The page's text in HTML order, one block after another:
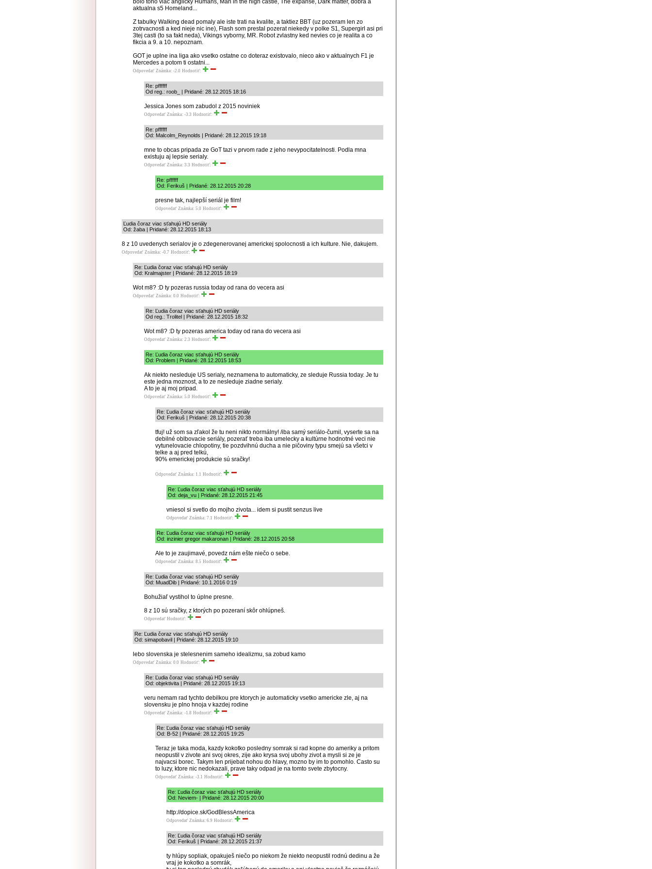
aktualna s5 Homeland...
Z tabulky Walking dead pomaly ale iste trati na kvalite, a taktiez BBT (uz pozeram len zo
zotrvacnosti a ked nieje nic ine), Flash som prestal pozerat niekedy v polke S1, Supergirl asi pri
3tej casti (to sa fakt neda), Vikings vyborny, MR. Robot zvlastny ked nevies co je realita a co
fikcia a 9. a 10. nepoznam.
GOT je uplne ina liga ako vsetko ostatne co doteraz existovalo, nieco ako v aktualnych F1 je
Mercedes a potom ti ostatni...
Odpovedať Známka: -2.0 Hodnotiť:
Re: pffffff
Od reg.: roob_ | Pridané: 28.12.2015 18:16
Jessica Jones som zabudol z 2015 noviniek
Odpovedať Známka: -3.3 Hodnotiť:
Re: pffffff
Od: Malcolm_Reynolds | Pridané: 28.12.2015 19:18
mne to obcas pripada ze GoT tazi v prvom rade z jeho nevypocitatelnosti. Podla mna
existuju aj lepsie serialy.
Odpovedať Známka: 3.3 Hodnotiť:
Re: pffffff
Od: Ferikuš | Pridané: 28.12.2015 20:28
presne tak, najlepší seriál je film!
Odpovedať Známka: 5.0 Hodnotiť:
Ľudia čoraz viac sťahujú HD seriály
Od: žaba | Pridané: 28.12.2015 18:13
8 z 10 uvedenych serialov je o zdegenerovanej americkej spolocnosti a ich kulture. Nie, dakujem.
Odpovedať Známka: -0.7 Hodnotiť:
Re: Ľudia čoraz viac sťahujú HD seriály
Od: Kralmajster | Pridané: 28.12.2015 18:19
Wot m8? :D ty pozeras russia today od rana do vecera asi
Odpovedať Známka: 0.0 Hodnotiť:
Re: Ľudia čoraz viac sťahujú HD seriály
Od reg.: Trolitel | Pridané: 28.12.2015 18:32
Wot m8? :D ty pozeras america today od rana do vecera asi
Odpovedať Známka: 2.3 Hodnotiť:
Re: Ľudia čoraz viac sťahujú HD seriály
Od: Problem | Pridané: 28.12.2015 18:53
Ak niekto nesleduje US serialy, neznamena to automaticky, ze sleduje Russia today. Je tu
este jedna moznost, a to ze nesleduje ziadne serialy.
A to je aj moj pripad.
Odpovedať Známka: 5.0 Hodnotiť:
Re: Ľudia čoraz viac sťahujú HD seriály
Od: Ferikuš | Pridané: 28.12.2015 20:38
tfuj! už som sa zľakol že tu neni nikto normálny! /iba samý seriálo-čumil, vyserte sa na
debilné oblbovacie seriály, pozerať treba iba umelecky a kultúrne hodnotné veci nie
vytunelovacie chlopotiny, tie pozdvihnú ducha a nie pičoviny typu smejú sa všetci v
telke a aj pred telkú,
90% emerickej produkcie sú sračky!
Odpovedať Známka: 1.1 Hodnotiť:
Re: Ľudia čoraz viac sťahujú HD seriály
Od: deja_vu | Pridané: 28.12.2015 21:45
vniesol si svetlo do mojho zivota... idem si pustit senzus live
Odpovedať Známka: 7.1 Hodnotiť:
Re: Ľudia čoraz viac sťahujú HD seriály
Od: inzinier gregor makaronan | Pridané: 28.12.2015 20:58
Ale to je zaujimavé, povedz nám ešte niečo o sebe.
Odpovedať Známka: 8.5 Hodnotiť:
Re: Ľudia čoraz viac sťahujú HD seriály
Od: MuadDib | Pridané: 10.1.2016 0:19
Bohužiaľ vystihol to úplne presne.
8 z 10 sú sračky, z ktorých po pozeraní skôr ohlúpneš.
Odpovedať Hodnotiť:
Re: Ľudia čoraz viac sťahujú HD seriály
Od: simapobavil | Pridané: 28.12.2015 19:10
lebo slovenska je stelesnenim sameho idealizmu, sa zobud kamo
Odpovedať Známka: 0.0 Hodnotiť:
Re: Ľudia čoraz viac sťahujú HD seriály
Od: objektivita | Pridané: 28.12.2015 19:13
veru nemam rad tychto debilkou pre ktorych je automaticky vsetko americke zle, aj na
slovensku je plno hnoja v kazdej rodine
Odpovedať Známka: -1.8 Hodnotiť:
Re: Ľudia čoraz viac sťahujú HD seriály
Od: B-52 | Pridané: 28.12.2015 19:25
Teraz je taka moda, kazdy kokotko posledny somrak si rad kopne do ameriky a pritom
neopustil v zivote ani svoj okres, zije ako krysa svoj ubohy zivot a mysli si ze je
najvacsi borec. Takym len prijebat nohou do hlavy, mozno by im to pomohlo. Casto su
to luzy, ktore nic nedokazali, prave taky odpad je na tomto svete zbytocny.
Odpovedať Známka: -3.1 Hodnotiť:
Re: Ľudia čoraz viac sťahujú HD seriály
Od: Neviem- | Pridané: 28.12.2015 20:00
http://dopice.sk/GodBlessAmerica
Odpovedať Známka: 6.9 Hodnotiť:
Re: Ľudia čoraz viac sťahujú HD seriály
Od: Ferikuš | Pridané: 28.12.2015 21:37
ty hlúpy sopliak, opakuješ niečo po niekom že niekto neopustil rodnú dedinu a že
vraj je kokotko a somrák,